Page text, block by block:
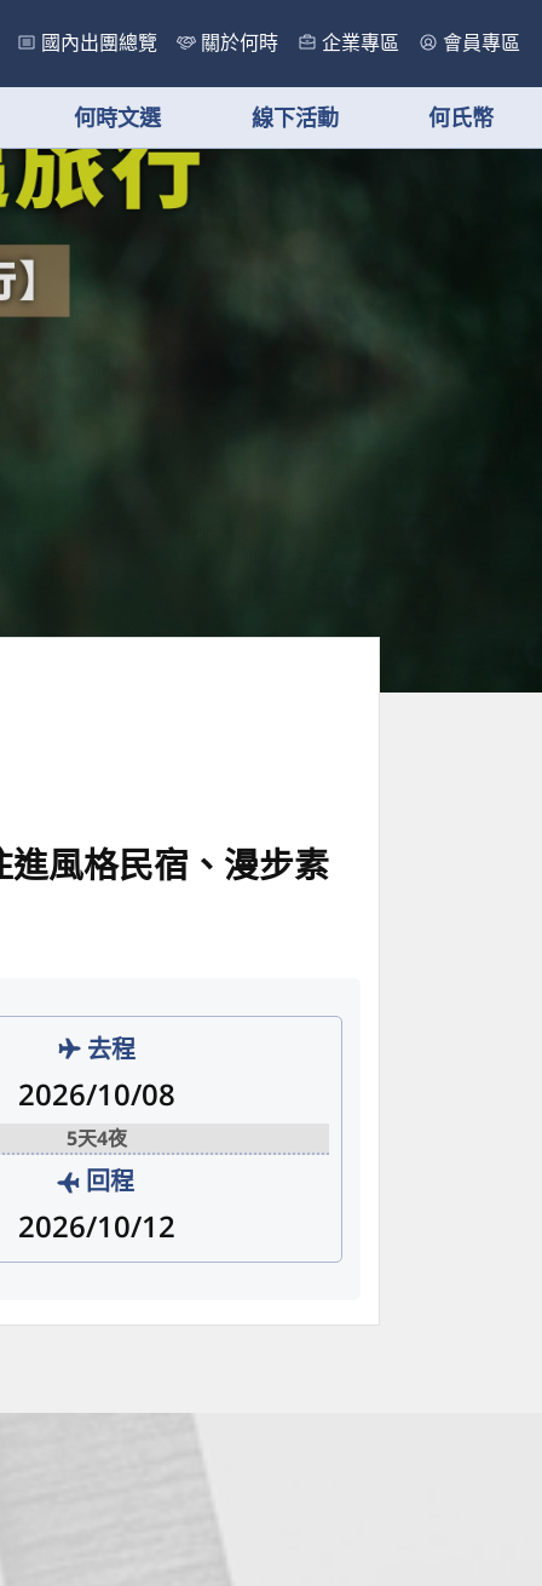
國內出團總覽 關於何時 企業專區 會員專區
何時文選 線下活動 何氏幣
風格民宿、漫步素
去程
2026/10/08
5天4夜
回程
2026/10/12